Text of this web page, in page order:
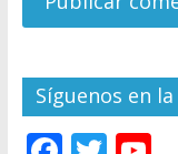
Síguenos en